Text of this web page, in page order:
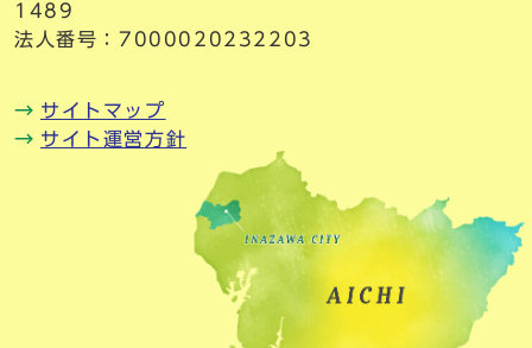
1489
法人番号：7000020232203
サイトマップ
サイト運営方針